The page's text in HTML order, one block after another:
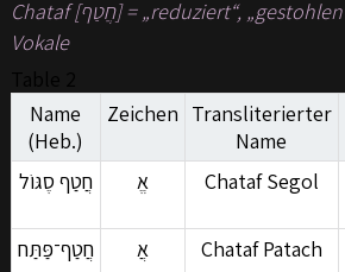
Chataf [חֲטַף] = „reduziert“, „gestohlen“ – sehr kurze
Vokale
Name
(Heb.)
Zeichen Transliterierter
Name
חֲטַף סֶגּוֹל
אֱ Chataf Segol
חֲטַף־פַּתַּח
אֲ Chataf Patach